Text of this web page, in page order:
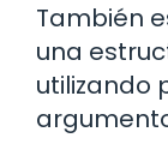
También
una
utilizando